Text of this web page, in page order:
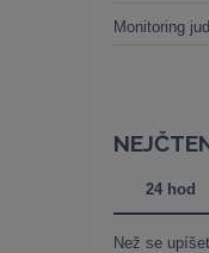
Monitoring
24 hod
Než se